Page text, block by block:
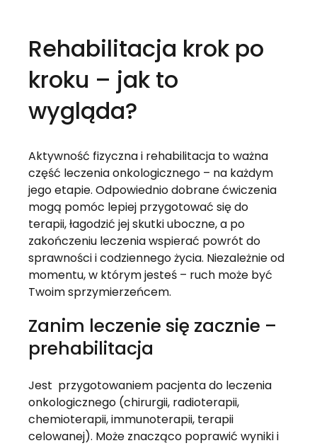
Rehabilitacja krok po
kroku – jak to
wygląda?
Aktywność fizyczna i rehabilitacja to ważna
część leczenia onkologicznego – na każdym
jego etapie. Odpowiednio dobrane ćwiczenia
mogą pomóc lepiej przygotować się do
terapii, łagodzić jej skutki uboczne, a po
zakończeniu leczenia wspierać powrót do
sprawności i codziennego życia. Niezależnie od
momentu, w którym jesteś – ruch może być
Twoim sprzymierzeńcem.
Zanim leczenie się zacznie –
prehabilitacja
Jest  przygotowaniem pacjenta do leczenia
onkologicznego (chirurgii, radioterapii,
chemioterapii, immunoterapii, terapii
celowanej). Może znacząco poprawić wyniki i